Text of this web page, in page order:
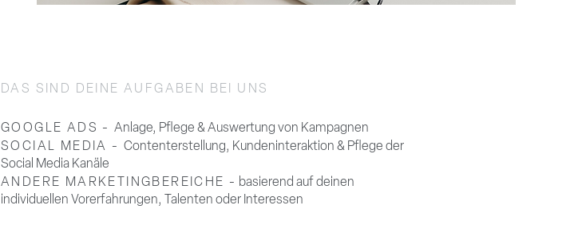
DAS SIND DEINE AUFGABEN BEI UNS
GOOGLE ADS -Anlage, Pflege & Auswertung von Kampagnen
SOCIAL MEDIA - Contenterstellung, Kundeninteraktion & Pflege der
Social Media Kanäle
ANDERE MARKETINGBEREICHE - basierend auf deinen
individuellen Vorerfahrungen, Talenten oder Interessen